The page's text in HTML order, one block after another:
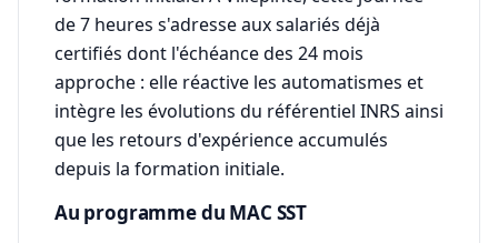
de 7 heures s'adresse aux salariés déjà
certifiés dont l'échéance des 24 mois
approche : elle réactive les automatismes et
intègre les évolutions du référentiel INRS ainsi
que les retours d'expérience accumulés
depuis la formation initiale.
Au programme du MAC SST